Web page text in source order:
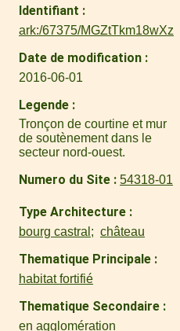
Identifiant
ark:/67375/MGZtTkm18wXz
Date de modification
2016-06-01
Legende
Tronçon de courtine et mur
de soutènement dans le
secteur nord-ouest.
Numero du Site 54318-01
Type Architecture
bourg castral château
Thematique Principale
habitat fortifié
Thematique Secondaire
en agglomération